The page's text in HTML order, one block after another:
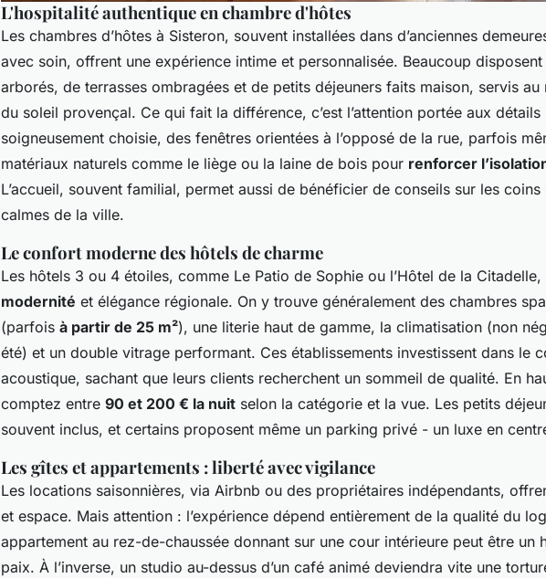
L'hospitalité authentique en chambre d'hôtes
Les chambres d’hôtes à Sisteron, souvent installées dans d’anciennes
avec soin, offrent une expérience intime et personnalisée. Beaucoup
arborés, de terrasses ombragées et de petits déjeuners faits maison, servis au
du soleil provençal. Ce qui fait la différence, c’est l’attention portée aux détails
soigneusement choisie, des fenêtres orientées à l’opposé de la rue, parfois
matériaux naturels comme le liège ou la laine de bois pour renforcer
L’accueil, souvent familial, permet aussi de bénéficier de conseils sur les coins
calmes de la ville.
Le confort moderne des hôtels de charme
Les hôtels 3 ou 4 étoiles, comme Le Patio de Sophie ou l’Hôtel de la Citadelle,
modernité et élégance régionale. On y trouve généralement des chambres
(parfois à partir de 25 m²), une literie haut de gamme, la climatisation (non
été) et un double vitrage performant. Ces établissements investissent dans le
acoustique, sachant que leurs clients recherchent un sommeil de qualité. En
comptez entre 90 et 200 € la nuit selon la catégorie et la vue. Les petits
souvent inclus, et certains proposent même un parking privé - un luxe en
Les gîtes et appartements : liberté avec vigilance
Les locations saisonnières, via Airbnb ou des propriétaires indépendants,
et espace. Mais attention : l’expérience dépend entièrement de la qualité du
appartement au rez-de-chaussée donnant sur une cour intérieure peut être un
paix. À l’inverse, un studio au-dessus d’un café animé deviendra vite une